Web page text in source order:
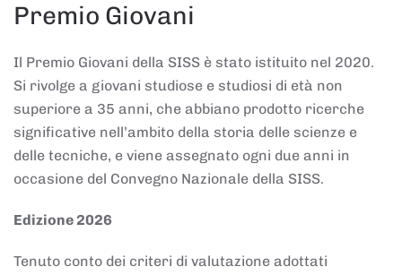
Premio Giovani
Il Premio Giovani della SISS è stato istituito nel 2020.
Si rivolge a giovani studiose e studiosi di età non
superiore a 35 anni, che abbiano prodotto ricerche
significative nell’ambito della storia delle scienze e
delle tecniche, e viene assegnato ogni due anni in
occasione del Convegno Nazionale della SISS.
Edizione 2026
Tenuto conto dei criteri di valutazione adottati